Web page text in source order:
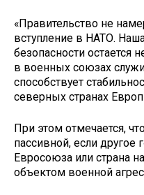
«Правительство не
вступление в НАТО.
безопасности остается
в военных союзах
способствует
северных странах
При этом отмечается,
пассивной, если другое
Евросоюза или страна
объектом военной